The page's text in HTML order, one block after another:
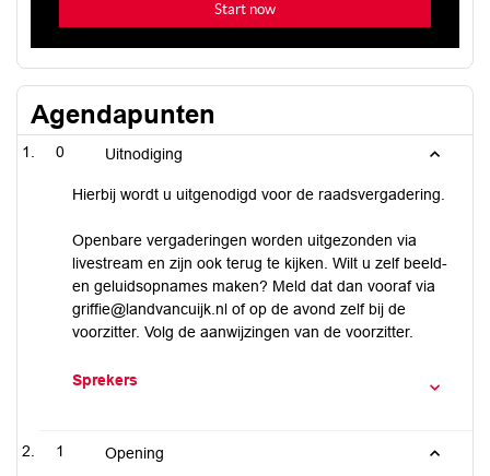
Agendapunten
0 Uitnodiging
Hierbij wordt u uitgenodigd voor de raadsvergadering.
Openbare vergaderingen worden uitgezonden via
livestream en zijn ook terug te kijken. Wilt u zelf beeld-
en geluidsopnames maken? Meld dat dan vooraf via
griffie@landvancuijk.nl of op de avond zelf bij de
voorzitter. Volg de aanwijzingen van de voorzitter.
Sprekers
1 Opening